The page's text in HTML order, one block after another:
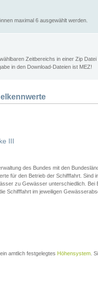
maximal 6 ausgewählt werden.
Zeitbereichs in einer Zip
in den Download-Dateien ist MEZ!
III
des Bundes mit den
für den Betrieb der Schifffahrt. Sind
zu Gewässer unterschiedlich.
Schifffahrt im jeweiligen
amtlich festgelegtes Höhensystem .